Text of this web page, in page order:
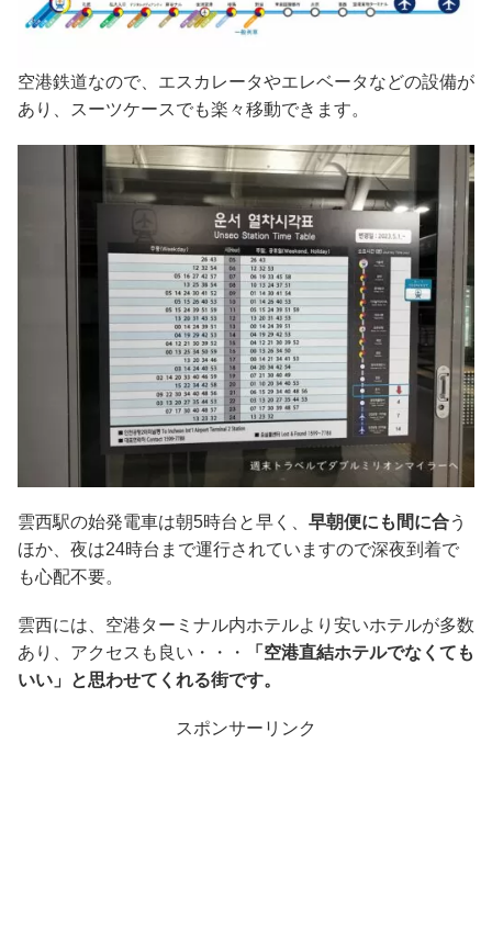
空港鉄道なので、エスカレータやエレベータなどの設備が
あり、スーツケースでも楽々移動できます。
雲西駅の始発電車は朝5時台と早く、 早朝便にも間に合う
ほか、夜は24時台まで運行されていますので深夜到着で
も心配不要。
雲西には、空港ターミナル内ホテルより安いホテルが多数
あり、アクセスも良い・・・
「空港直結ホテルでなくても
いい」と思わせてくれる街です。
スポンサーリンク